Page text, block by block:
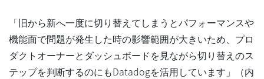
「旧から新へ一度に切り替えてしまうとパフォーマンスや
機能面で問題が発生した時の影響範囲が大きいため、プロ
ダクトオーナーとダッシュボードを見ながら切り替えのス
テップを判断するのにもDatadogを活用しています」（内